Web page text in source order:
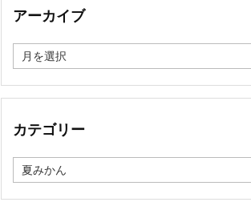
アーカイブ
ー
イ
カテゴリー
カ
テ